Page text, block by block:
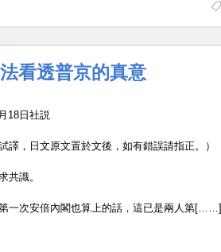
看透普京的真意
18日社説
譯，日文原文置於文後，如有錯誤請指正。）
共識。
一次安倍內閣也算上的話，這已是兩人第[……]